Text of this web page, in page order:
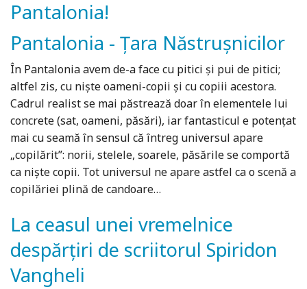
Pantalonia!
Pantalonia - Țara Năstrușnicilor
În Pantalonia avem de-a face cu pitici și pui de pitici;
altfel zis, cu niște oameni-copii și cu copiii acestora.
Cadrul realist se mai păstrează doar în elementele lui
concrete (sat, oameni, păsări), iar fantasticul e potențat
mai cu seamă în sensul că întreg universul apare
„copilărit”: norii, stelele, soarele, păsările se comportă
ca niște copii. Tot universul ne apare astfel ca o scenă a
copilăriei plină de candoare…
La ceasul unei vremelnice
despărțiri de scriitorul Spiridon
Vangheli